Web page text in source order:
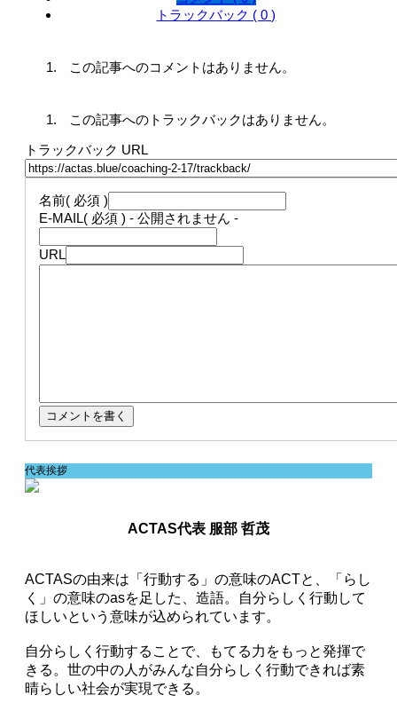
トラックバック ( 0 )
この記事へのコメントはありません。
この記事へのトラックバックはありません。
トラックバック URL
名前( 必須 )
E-MAIL( 必須 ) - 公開されません -
URL
代表挨拶
ACTAS代表 服部 哲茂
ACTASの由来は「行動する」の意味のACTと、「らし
く」の意味のasを足した、造語。自分らしく行動して
ほしいという意味が込められています。
自分らしく行動することで、もてる力をもっと発揮で
きる。世の中の人がみんな自分らしく行動できれば素
晴らしい社会が実現できる。